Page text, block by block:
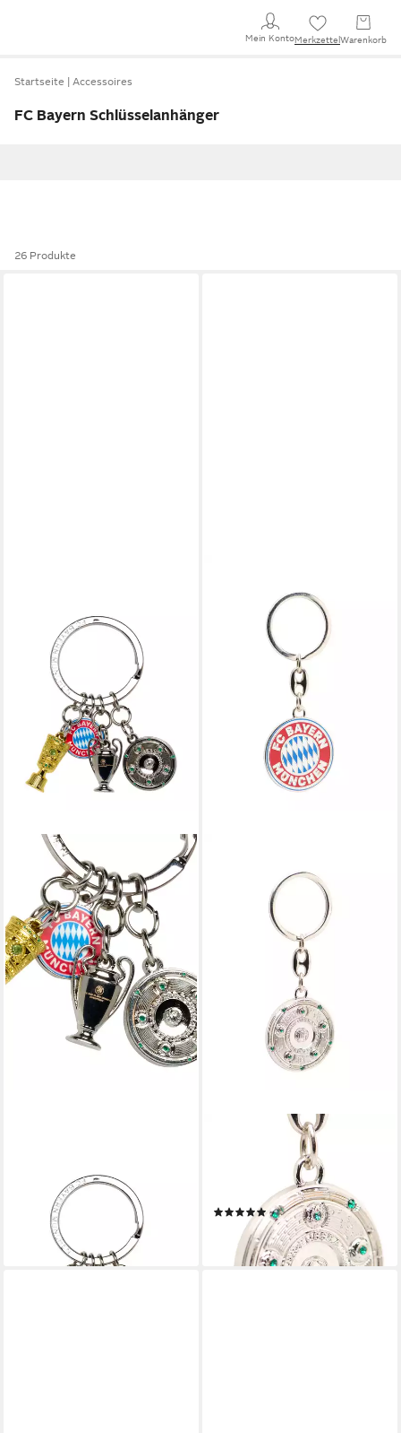
Mein KontoMerkzettel Warenkorb
Startseite Accessoires
FC Bayern Schlüsselanhänger
26 Produkte
München Schlüsselanhänger
Erfolge I Fußball
ab 12,95 €
lieferbar - in 2-3 Werktagen bei dir
FC BAYERN MÜNCHEN
Schlüsselanhänger FC Bayern
München I Schlüsselanhänger
Rekordmeister I Silber
(1)
ab 9,95 €
lieferbar - in 2-3 Werktagen bei dir